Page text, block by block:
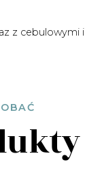
z cebulowymi i